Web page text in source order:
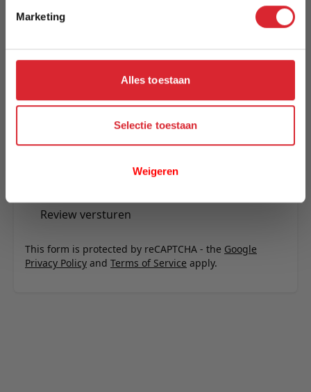
Marketing
Alles toestaan
Selectie toestaan
Weigeren
U plaatst een review over:Eettafel Teun 230x100 grijs
Review
Review versturen
This form is protected by reCAPTCHA - the Google
Privacy Policy and Terms of Service apply.